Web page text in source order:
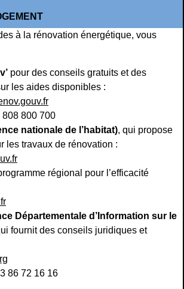
à la rénovation énergétique, vous
pour des conseils gratuits et des
les aides disponibles :
800 700
nationale de l’habitat), qui propose
les travaux de rénovation :
régional pour l’efficacité
Départementale d’Information sur le
fournit des conseils juridiques et
86 72 16 16